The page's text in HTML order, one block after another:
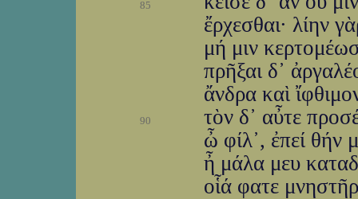
85
ἔρχεσθαι· λίην
μή μιν
πρῆξαι δ᾽
ἄνδρα καὶ
90
τὸν δ᾽ αὖτε
ὦ φίλ᾽, ἐπεί θήν
ἦ μάλα μευ
οἷά φατε